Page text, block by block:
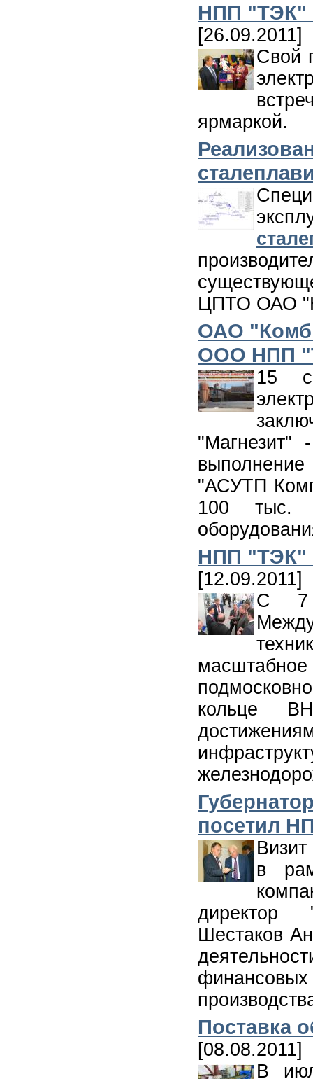
НПП "ТЭК"
[26.09.2011]
Свой
ярмаркой.
ЦПТО ОАО
ОАО
ООО НПП
15
"Магнезит"
"АСУТП
100 тыс.
НПП "ТЭК"
[12.09.2011]
С 7
кольце
посетил
в
директор
Шестаков
Поставка
[08.08.2011]
В